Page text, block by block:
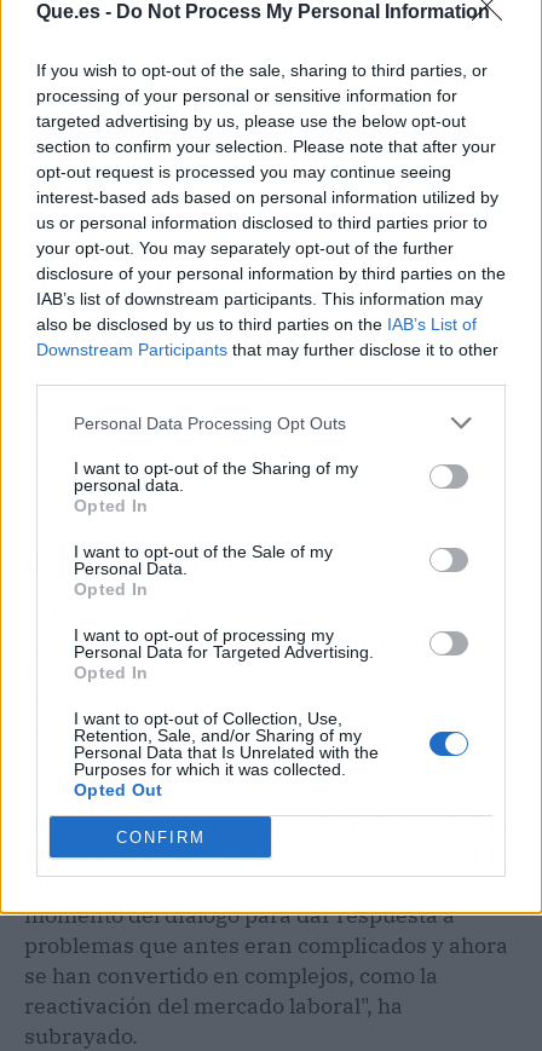
Que.es - Do Not Process My Personal Information
If you wish to opt-out of the sale, sharing to third parties, or
processing of your personal or sensitive information for
targeted advertising by us, please use the below opt-out
section to confirm your selection. Please note that after your
opt-out request is processed you may continue seeing
interest-based ads based on personal information utilized by
us or personal information disclosed to third parties prior to
your opt-out. You may separately opt-out of the further
disclosure of your personal information by third parties on the
IAB’s list of downstream participants. This information may
also be disclosed by us to third parties on the IAB’s List of
Downstream Participants that may further disclose it to other
Personal Data Processing Opt Outs
I want to opt-out of the Sharing of my
personal data.
Opted In
I want to opt-out of the Sale of my
Personal Data.
Opted In
I want to opt-out of processing my
Personal Data for Targeted Advertising.
Opted In
I want to opt-out of Collection, Use,
Retention, Sale, and/or Sharing of my
Personal Data that Is Unrelated with the
Purposes for which it was collected.
Opted Out
CONFIRM
Puig ha destacado la "importancia" de que en
los países 5+5 mejoren la calidad de empleo, la
Formación Profesional, la responsabilidad
social corporativa o la situación de niñas, niños
y mujeres porque "el trabajo es, sin duda, la
base de la prosperidad, y la prosperidad es la
fuente de la estabilidad social". Para Puig,
puede ser el lugar donde naufrague Europa,
sino el lugar donde renazca el mejor rostro de
Europa".
AYUNTAMIENTOS
los ayuntamientos en la"imprescindible"
reactivación del mercado laboral para
las consecuencias de la pandemia de la Covid-
"Es un momento crucial para la reactivación del
mercado laboral y de la economía, es necesario
también incentivar la contratación. Es el
momento del diálogo para dar respuesta a
problemas que antes eran complicados y ahora
se han convertido en complejos, como la
reactivación del mercado laboral", ha
subrayado.